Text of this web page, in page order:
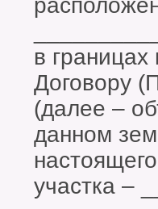
в
Договору
(далее –
данном
участка –